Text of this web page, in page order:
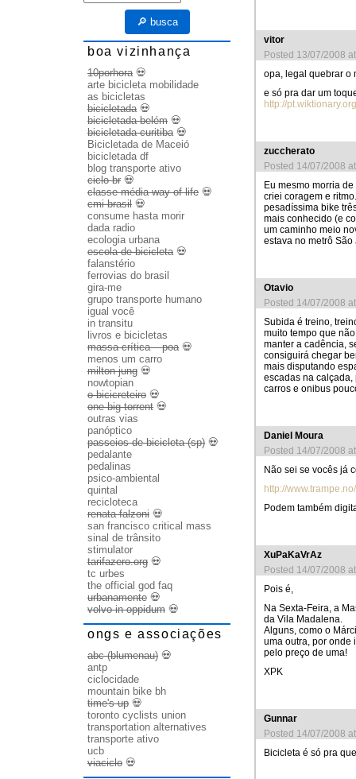
vitor
Posted 13/07/2008
opa, legal quebrar o
e só pra dar um
http://
zuccherato
Posted 14/07/2008
Eu mesmo morria
criei coragem e
pesadíssima bike
mais conhecido (e
um caminho meio
estava no metrô
Otavio
Posted 14/07/2008
Subida é treino,
muito tempo que
manter a cadência,
consiguirá chegar
mais disputando
escadas na
carros e onibus
Daniel Moura
Posted 14/07/2008
Não sei se vocês já
http://
Podem também
XuPaKaVrAz
Posted 14/07/2008
Pois é,
Na Sexta-Feira, a
da Vila Madalena.
Alguns, como o
uma outra, por onde
pelo preço de uma!
XPK
Gunnar
Posted 14/07/2008
Bicicleta é só pra
🔎 busca
boa vizinhança
10porhora💀
arte bicicleta mobilidade
as bicicletas
bicicletada💀
bicicletada belém 💀
bicicletada curitiba💀
Bicicletada de Maceió
bicicletada df
blog transporte ativo
ciclo br 💀
classe média way of life 💀
cmi brasil 💀
consume hasta morir
dada radio
ecologia urbana
escola de bicicleta💀
falanstério
ferrovias do brasil
gira-me
grupo transporte humano
igual você
in transitu
livros e bicicletas
massa crítica – poa💀
menos um carro
milton jung 💀
nowtopian
o bicicreteiro 💀
one big torrent 💀
outras vias
panóptico
passeios de bicicleta (sp) 💀
pedalante
pedalinas
psico-ambiental
quintal
recicloteca
renata falzoni 💀
san francisco critical mass
sinal de trânsito
stimulator
tarifazero.org 💀
tc urbes
the official god faq
urbanamente 💀
volvo in oppidum 💀
ongs e associações
abc (blumenau) 💀
antp
ciclocidade
mountain bike bh
time's up 💀
toronto cyclists union
transportation alternatives
transporte ativo
ucb
viaciclo 💀